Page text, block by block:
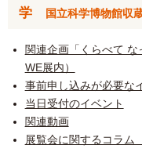
学
国立科学博物館収
関連企画「くらべて
WE展内）
事前申し込みが必要な
当日受付のイベント
関連動画
展覧会に関するコラム